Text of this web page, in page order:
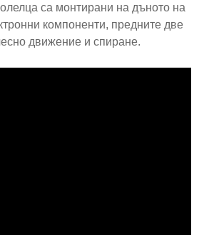
са монтирани на дъното на
компоненти, предните две
движение и спиране.